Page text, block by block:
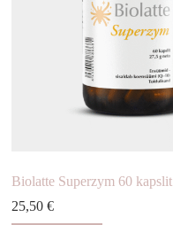
Biolatte Superzym 60 kapslit
25,50€